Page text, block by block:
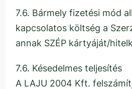
7.6. Bármely fizetési mód
kapcsolatos költség a
annak SZÉP kártyáját/
7.6. Késedelmes teljesítés
A LAJU 2004 Kft.